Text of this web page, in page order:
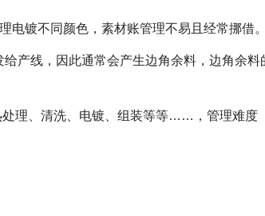
电镀不同颜色，素材账管理不易且经常挪借。
产线，因此通常会产生边角余料，边角余料
处理、清洗、电镀、组装等等……，管理难度